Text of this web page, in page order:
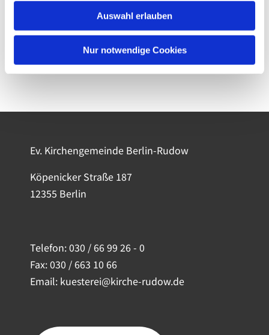
Auswahl erlauben
Nur notwendige Cookies
Ev. Kirchengemeinde Berlin-Rudow
Köpenicker Straße 187
12355 Berlin
Telefon:030 / 66 99 26 - 0
Fax: 030 / 663 10 66
Email: kuesterei@kirche-rudow.de